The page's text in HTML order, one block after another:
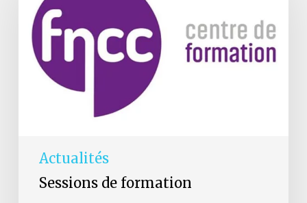
Actualités
Sessions de formation
FNCC
reprennent
septembre